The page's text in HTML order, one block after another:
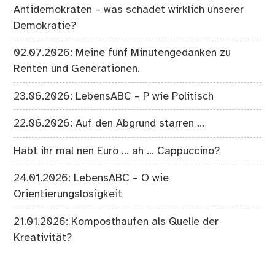
Antidemokraten – was schadet wirklich unserer
Demokratie?
02.07.2026: Meine fünf Minutengedanken zu
Renten und Generationen.
23.06.2026: LebensABC – P wie Politisch
22.06.2026: Auf den Abgrund starren …
Habt ihr mal nen Euro … äh … Cappuccino?
24.01.2026: LebensABC – O wie
Orientierungslosigkeit
21.01.2026: Komposthaufen als Quelle der
Kreativität?